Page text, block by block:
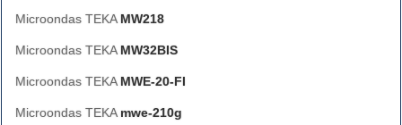
Microondas TEKA MW218
Microondas TEKA MW32BIS
Microondas TEKA MWE-20-FI
Microondas TEKA mwe-210g